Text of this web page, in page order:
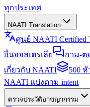
ทุกประเทศ
NAATI Translation
ศูนย์ NAATI Certified
ยื่นออสเตรเลีย
ถาม-ต
เกี่ยวกับ NAATI
500
NAATI แบ่งตาม intent
ตรวจประวัติอาชญากรรม